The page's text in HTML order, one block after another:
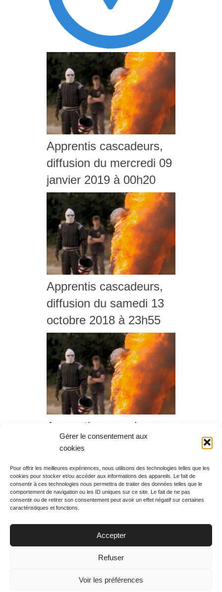
Gérer le consentement aux
cookies
Pour offrir les meilleures expériences, nous utilisons des technologies telles que les
cookies pour stocker et/ou accéder aux informations des appareils. Le fait de
consentir à ces technologies nous permettra de traiter des données telles que le
comportement de navigation ou les ID uniques sur ce site. Le fait de ne pas
consentir ou de retirer son consentement peut avoir un effet négatif sur certaines
caractéristiques et fonctions.
Accepter
Refuser
Voir les préférences
Apprentis cascadeurs,
diffusion du mercredi 09
janvier 2019 à 00h20
Apprentis cascadeurs,
diffusion du samedi 13
octobre 2018 à 23h55
Apprentis cascadeurs,
diffusion du vendredi 12
Rechercher votre
programme
Votre soirée :